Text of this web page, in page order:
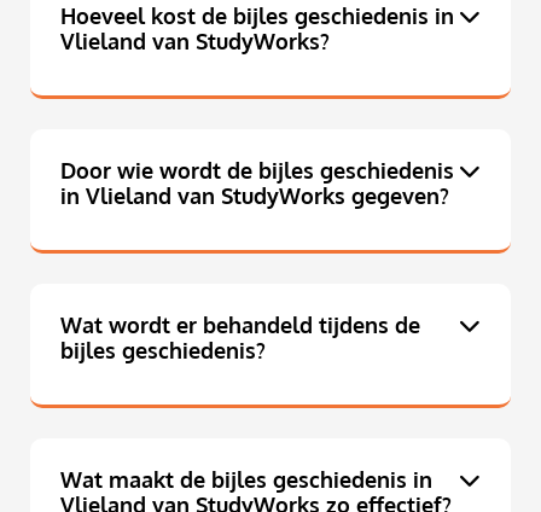
Hoeveel kost de bijles geschiedenis in
Vlieland van StudyWorks?
Door wie wordt de bijles geschiedenis
in Vlieland van StudyWorks gegeven?
Wat wordt er behandeld tijdens de
bijles geschiedenis?
Wat maakt de bijles geschiedenis in
Vlieland van StudyWorks zo effectief?